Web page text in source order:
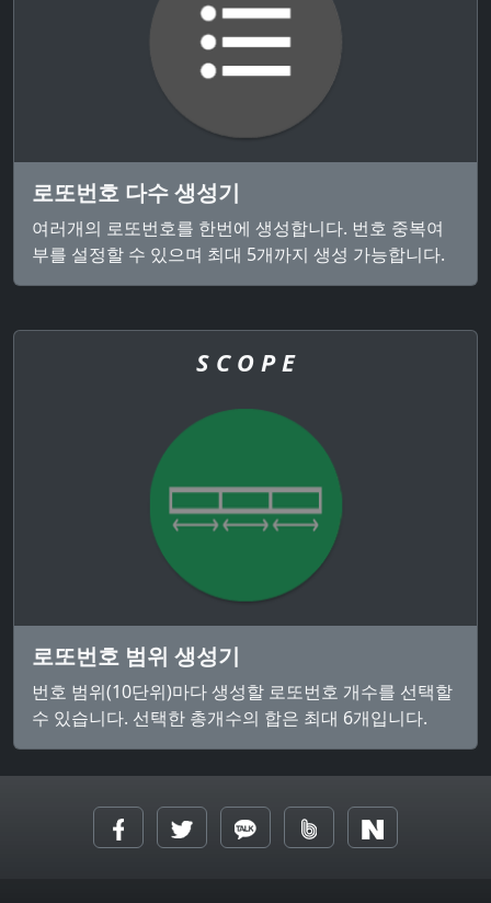
로또번호 다수 생성기
여러개의 로또번호를 한번에 생성합니다. 번호 중복여
부를 설정할 수 있으며 최대 5개까지 생성 가능합니다.
S C O P E
로또번호 범위 생성기
번호 범위(10단위)마다 생성할 로또번호 개수를 선택할
수 있습니다. 선택한 총개수의 합은 최대 6개입니다.